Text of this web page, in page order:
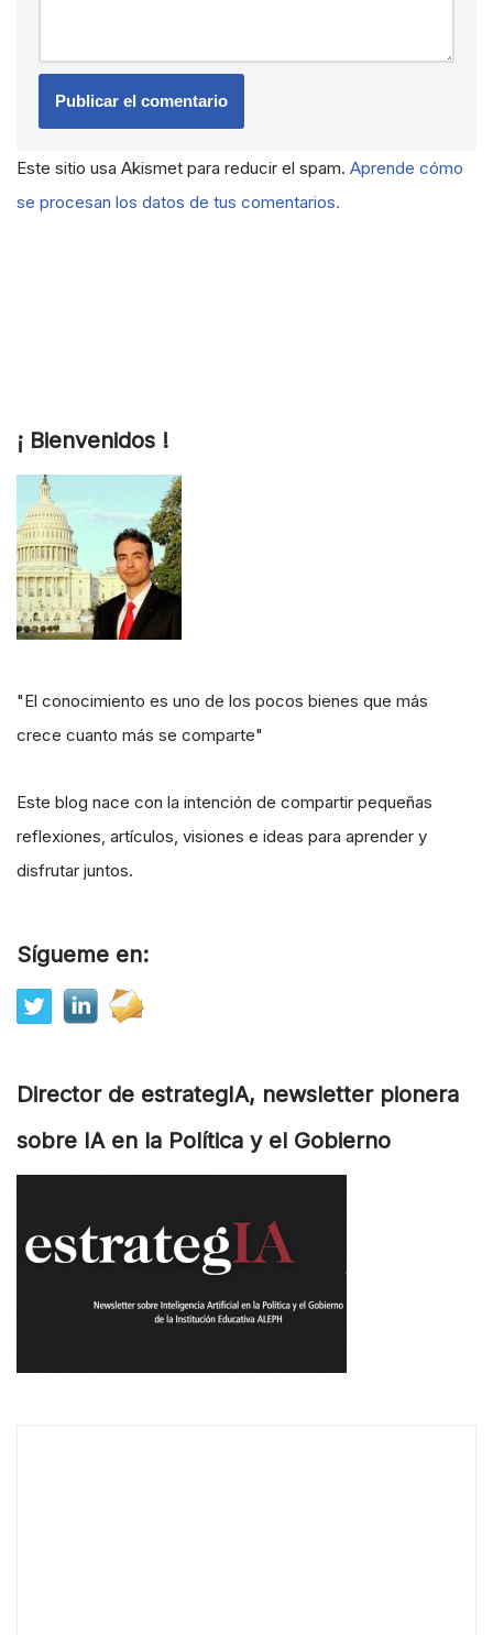
Este sitio usa Akismet para reducir el spam. Aprende cómo
se procesan los datos de tus comentarios.
¡ Bienvenidos !
"El conocimiento es uno de los pocos bienes que más
crece cuanto más se comparte"
Este blog nace con la intención de compartir pequeñas
reflexiones, artículos, visiones e ideas para aprender y
disfrutar juntos.
Sígueme en:
Director de estrategIA, newsletter pionera
sobre IA en la Política y el Gobierno